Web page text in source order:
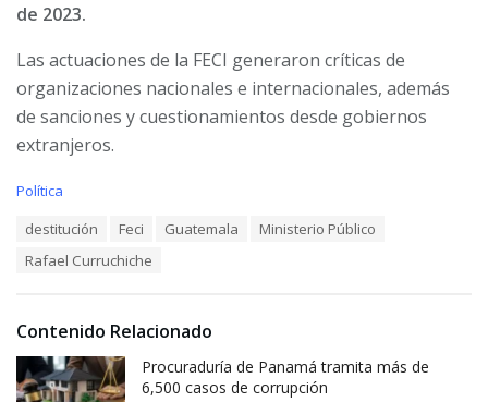
de 2023.
Las actuaciones de la FECI generaron críticas de
organizaciones nacionales e internacionales, además
de sanciones y cuestionamientos desde gobiernos
extranjeros.
C
i
:
Política
destitución Feci Guatemala
Ministerio Público
Rafael Curruchiche
Contenido Relacionado
Procuraduría de Panamá tramita más de
6,500 casos de corrupción